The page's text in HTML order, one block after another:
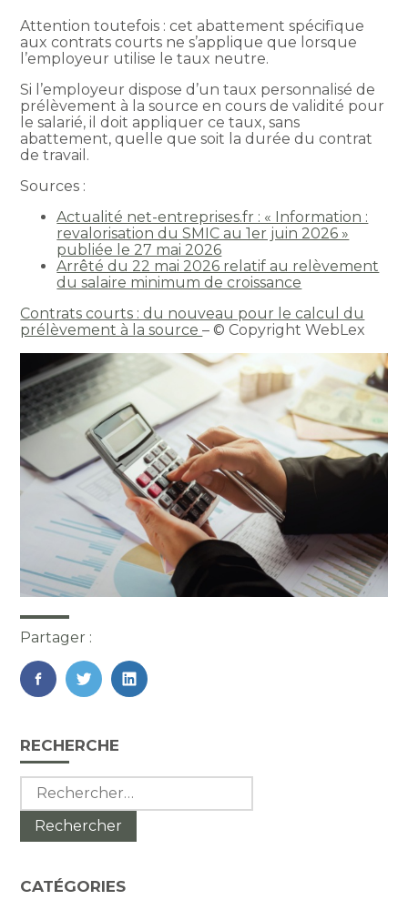
Attention toutefois : cet abattement spécifique
aux contrats courts ne s’applique que lorsque
l’employeur utilise le taux neutre.
Si l’employeur dispose d’un taux personnalisé de
prélèvement à la source en cours de validité pour
le salarié, il doit appliquer ce taux, sans
abattement, quelle que soit la durée du contrat
de travail.
Sources :
Actualité net-entreprises.fr : « Information :
revalorisation du SMIC au 1er juin 2026 »
publiée le 27 mai 2026
Arrêté du 22 mai 2026 relatif au relèvement
du salaire minimum de croissance
Contrats courts : du nouveau pour le calcul du
prélèvement à la source– © Copyright WebLex
Partager :
FaceBook
TwitterLinkedIn
Blog
sidebar
RECHERCHE
Rechercher :
CATÉGORIES